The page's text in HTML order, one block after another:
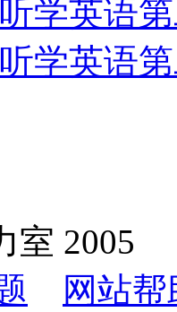
学英语第
学英语第
力室
网站帮